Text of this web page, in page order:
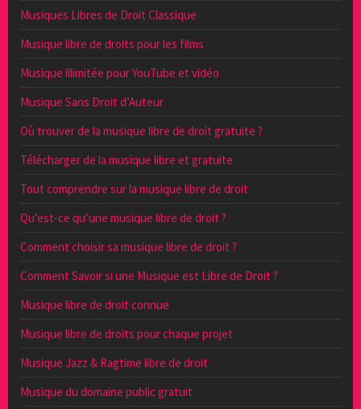
Musiques Libres de Droit Classique
Musique libre de droits pour les films
Musique illimitée pour YouTube et vidéo
Musique Sans Droit d’Auteur
Où trouver de la musique libre de droit gratuite ?
Télécharger de la musique libre et gratuite
Tout comprendre sur la musique libre de droit
Qu’est-ce qu’une musique libre de droit ?
Comment choisir sa musique libre de droit ?
Comment Savoir si une Musique est Libre de Droit ?
Musique libre de droit connue
Musique libre de droits pour chaque projet
Musique Jazz & Ragtime libre de droit
Musique du domaine public gratuit